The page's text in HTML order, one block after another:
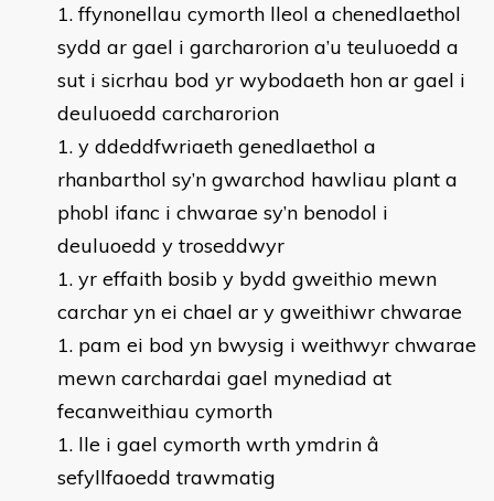
ffynonellau cymorth lleol a chenedlaethol
sydd ar gael i garcharorion a’u teuluoedd a
sut i sicrhau bod yr wybodaeth hon ar gael i
deuluoedd carcharorion
y ddeddfwriaeth genedlaethol a
rhanbarthol sy’n gwarchod hawliau plant a
phobl ifanc i chwarae sy’n benodol i
deuluoedd y troseddwyr
yr effaith bosib y bydd gweithio mewn
carchar yn ei chael ar y gweithiwr chwarae
pam ei bod yn bwysig i weithwyr chwarae
mewn carchardai gael mynediad at
fecanweithiau cymorth
lle i gael cymorth wrth ymdrin â
sefyllfaoedd trawmatig